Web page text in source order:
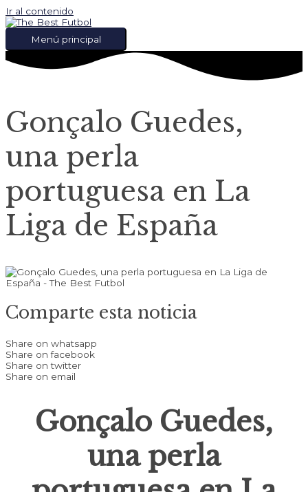
Ir al contenido
Menú principal
Gonçalo Guedes,
una perla
portuguesa en La
Liga de España
Comparte esta noticia
Share on whatsapp
Share on facebook
Share on twitter
Share on email
Gonçalo Guedes,
una perla